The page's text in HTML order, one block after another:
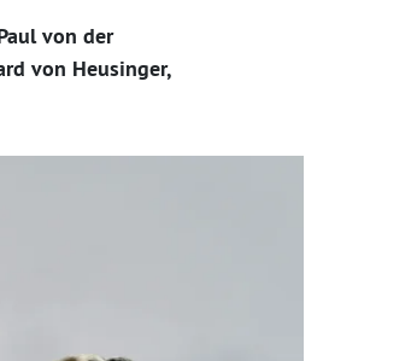
von der
von Heusinger,